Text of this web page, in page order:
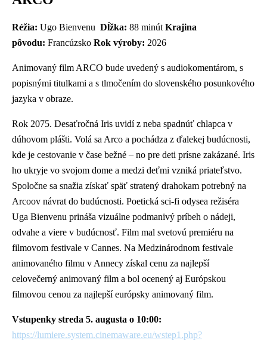
Réžia: Ugo Bienvenu Dĺžka: 88 minút Krajina
pôvodu: Francúzsko Rok výroby: 2026
Animovaný film ARCO bude uvedený s audiokomentárom, s
popisnými titulkami a s tlmočením do slovenského posunkového
jazyka v obraze.
Rok 2075. Desaťročná Iris uvidí z neba spadnúť chlapca v
dúhovom plášti. Volá sa Arco a pochádza z ďalekej budúcnosti,
kde je cestovanie v čase bežné – no pre deti prísne zakázané. Iris
ho ukryje vo svojom dome a medzi deťmi vzniká priateľstvo.
Spoločne sa snažia získať späť stratený drahokam potrebný na
Arcoov návrat do budúcnosti. Poetická sci-fi odysea režiséra
Uga Bienvenu prináša vizuálne podmanivý príbeh o nádeji,
odvahe a viere v budúcnosť. Film mal svetovú premiéru na
filmovom festivale v Cannes. Na Medzinárodnom festivale
animovaného filmu v Annecy získal cenu za najlepší
celovečerný animovaný film a bol ocenený aj Európskou
filmovou cenou za najlepší európsky animovaný film.
Vstupenky streda 5. augusta o 10:00:
https://lumiere.system.cinemaware.eu/wstep1.php?